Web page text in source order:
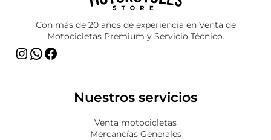
Con más de 20 años de experiencia en Venta de
Motocicletas Premium y Servicio Técnico.
Nuestros servicios
Venta motocicletas
Mercancías Generales